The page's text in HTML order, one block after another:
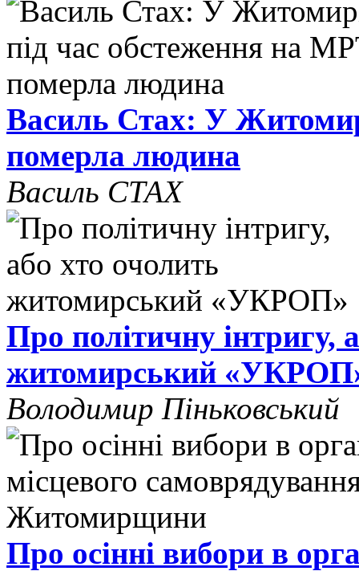
Василь Стах: У
померла людина
Василь СТАХ
Про політичну інтригу,
житомирський
Володимир Піньковський
Про осінні вибори в